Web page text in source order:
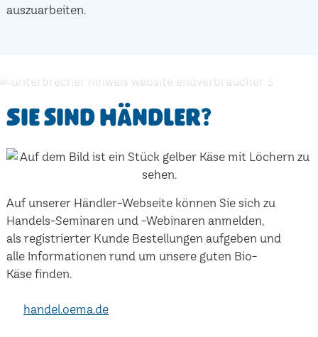
auszuarbeiten.
Sie sind Händler?
Auf unserer Händler-Webseite können Sie sich zu
Handels-Seminaren und -Webinaren anmelden,
als registrierter Kunde Bestellungen aufgeben und
alle Informationen rund um unsere guten Bio-
Käse finden.
handel.oema.de